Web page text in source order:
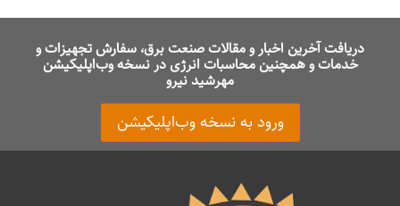
دریافت آخرین اخبار و مقالات صنعت برق، سفارش تجهیزات و
خدمات و همچنین محاسبات انرژی در نسخه وب‌اپلیکیشن
مهرشید نیرو
ورود به نسخه وب‌اپلیکیشن